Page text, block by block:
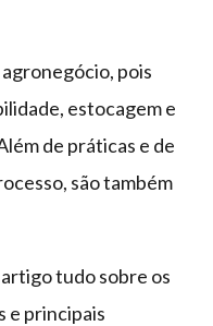
pois
estocagem e
de práticas e de
são também
tudo sobre os
e principais